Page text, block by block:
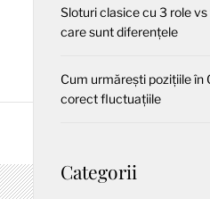
Sloturi clasice cu 3 role
care sunt diferențele
Cum urmărești pozițiile în
corect fluctuațiile
Categorii